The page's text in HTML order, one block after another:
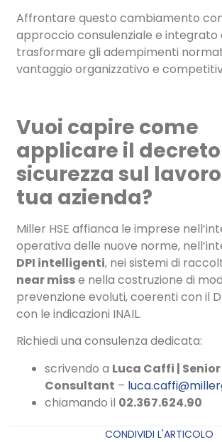
Affrontare questo cambiamento
approccio consulenziale e integrato
trasformare gli adempimenti
vantaggio organizzativo e
Vuoi capire come
applicare il decreto
sicurezza sul
tua azienda?
Miller HSE affianca le imprese
operativa delle nuove norme,
DPI intelligenti, nei sistemi di
near misse nella costruzione di
prevenzione evoluti, coerenti con il
con le indicazioni INAIL.
Richiedi una consulenza dedicata:
scrivendo a Luca Caffi |
Consultant –
chiamando il 02.367.624.90
CONDIVIDI L'ARTICOLO